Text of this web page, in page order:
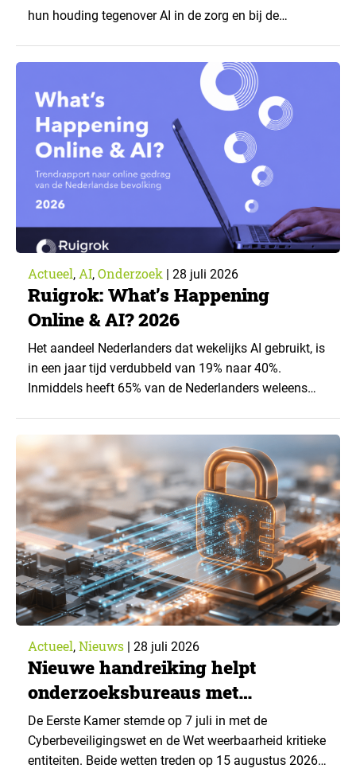
hun houding tegenover AI in de zorg en bij de
toepassingen, en waar trekken zij een grens? Dit
artikel is aangeleverd door kennispartner Miles
Research. ▼ De uitkomsten zijn…
Actueel, AI, Onderzoek | 28 juli 2026
Ruigrok: What’s Happening
Online & AI? 2026
Het aandeel Nederlanders dat wekelijks AI gebruikt, is
in een jaar tijd verdubbeld van 19% naar 40%.
Inmiddels heeft 65% van de Nederlanders weleens
van What’s Happening Online & AI? 2026, het
jaarlijkse trendrapport van Ruigrok onderzoek &
advies over…
Actueel, Nieuws | 28 juli 2026
Nieuwe handreiking helpt
onderzoeksbureaus met
Cyberbeveiligingswet
De Eerste Kamer stemde op 7 juli in met de
Cyberbeveiligingswet en de Wet weerbaarheid kritieke
entiteiten. Beide wetten treden op 15 augustus 2026